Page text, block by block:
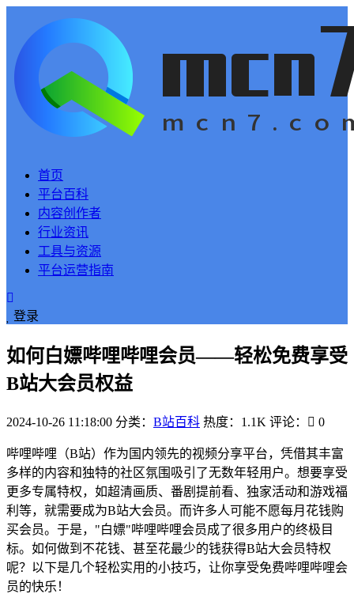
首页
平台百科
内容创作者
行业资讯
工具与资源
平台运营指南
登录
如何白嫖哔哩哔哩会员——轻松免费享受
B站大会员权益
2024-10-26 11:18:00 分类： B站百科 热度：1.1K 评论： 0
哔哩哔哩（B站）作为国内领先的视频分享平台，凭借其丰富
多样的内容和独特的社区氛围吸引了无数年轻用户。想要享受
更多专属特权，如超清画质、番剧提前看、独家活动和游戏福
利等，就需要成为B站大会员。而许多人可能不愿每月花钱购
买会员。于是，"白嫖"哔哩哔哩会员成了很多用户的终极目
标。如何做到不花钱、甚至花最少的钱获得B站大会员特权
呢？以下是几个轻松实用的小技巧，让你享受免费哔哩哔哩会
员的快乐！